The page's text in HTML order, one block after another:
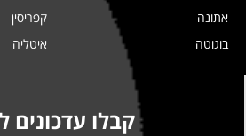
אתונה
בוגוטה
קפריסין
איטליה
קבלו עדכונים